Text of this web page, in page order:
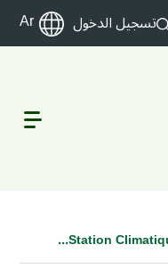
تسجيل الدخول Ar
Station